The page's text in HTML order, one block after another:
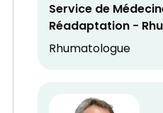
Service de
Réadaptation -
Rhumatologue